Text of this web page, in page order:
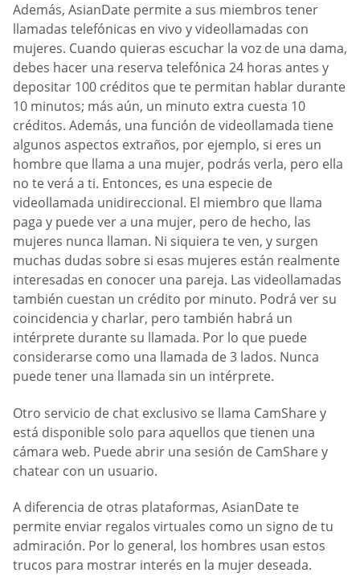
Además, AsianDate permite a sus miembros tener
llamadas telefónicas en vivo y videollamadas con
mujeres. Cuando quieras escuchar la voz de una dama,
debes hacer una reserva telefónica 24 horas antes y
depositar 100 créditos que te permitan hablar durante
10 minutos; más aún, un minuto extra cuesta 10
créditos. Además, una función de videollamada tiene
algunos aspectos extraños, por ejemplo, si eres un
hombre que llama a una mujer, podrás verla, pero ella
no te verá a ti. Entonces, es una especie de
videollamada unidireccional. El miembro que llama
paga y puede ver a una mujer, pero de hecho, las
mujeres nunca llaman. Ni siquiera te ven, y surgen
muchas dudas sobre si esas mujeres están realmente
interesadas en conocer una pareja. Las videollamadas
también cuestan un crédito por minuto. Podrá ver su
coincidencia y charlar, pero también habrá un
intérprete durante su llamada. Por lo que puede
considerarse como una llamada de 3 lados. Nunca
puede tener una llamada sin un intérprete.
Otro servicio de chat exclusivo se llama CamShare y
está disponible solo para aquellos que tienen una
cámara web. Puede abrir una sesión de CamShare y
chatear con un usuario.
A diferencia de otras plataformas, AsianDate te
permite enviar regalos virtuales como un signo de tu
admiración. Por lo general, los hombres usan estos
trucos para mostrar interés en la mujer deseada.